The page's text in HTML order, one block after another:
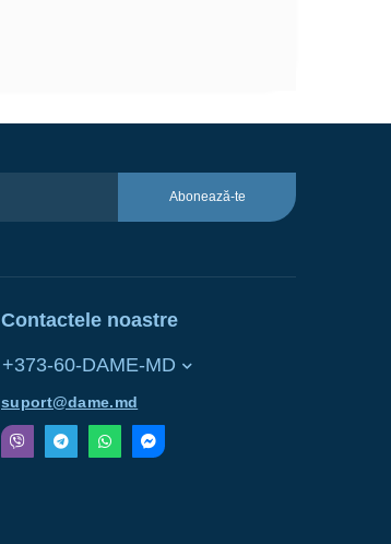
Abonează-te
Contactele noastre
+373-60-DAME-MD
suport@dame.md